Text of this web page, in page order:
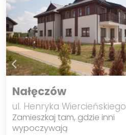
Nałęczów
ul. Henryka Wiercieńskiego
Zamieszkaj tam, gdzie inni
wypoczywają